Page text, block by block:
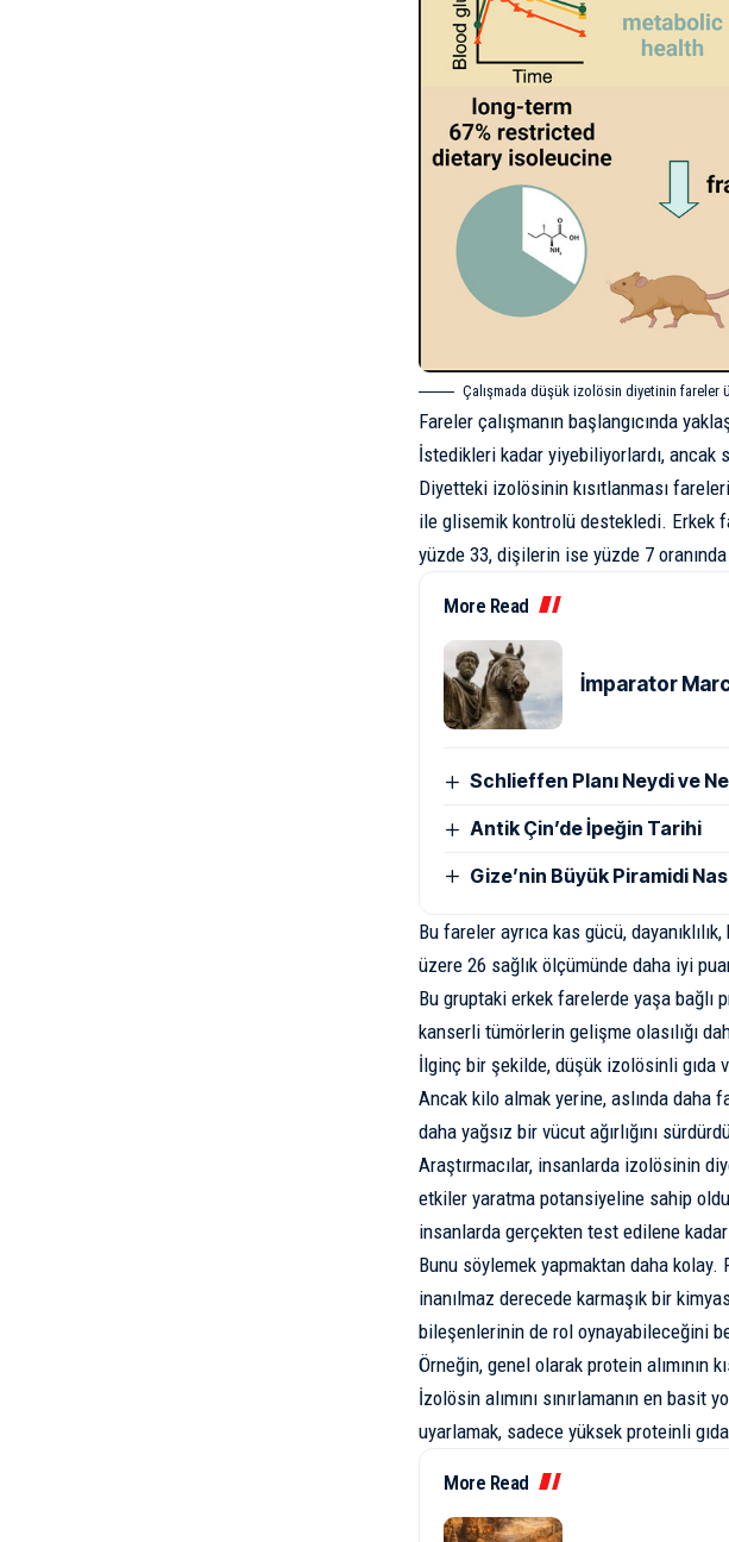
Çalışmada düşük izolösin diyetinin
Fareler çalışmanın başlangıcında
İstedikleri kadar yiyebiliyorlardı, ancak
Diyetteki izolösinin kısıtlanması
ile glisemik kontrolü destekledi. Erkek
yüzde 33, dişilerin ise yüzde 7 oranında
More Read
İmparator
Schlieffen Planı Neydi ve
Antik Çin’de İpeğin Tarihi
Gize’nin Büyük Piramidi
Bu fareler ayrıca kas gücü,
üzere 26 sağlık ölçümünde daha iyi
Bu gruptaki erkek farelerde yaşa bağlı
kanserli tümörlerin gelişme olasılığı
İlginç bir şekilde, düşük izolösinli gıda
Ancak kilo almak yerine, aslında daha
daha yağsız bir vücut ağırlığını
Araştırmacılar, insanlarda izolösinin
etkiler yaratma potansiyeline sahip
insanlarda gerçekten test edilene
Bunu söylemek yapmaktan daha
inanılmaz derecede karmaşık bir
bileşenlerinin de rol oynayabileceğini
Örneğin, genel olarak protein alımının
İzolösin alımını sınırlamanın en basit
uyarlamak, sadece yüksek proteinli
More Read